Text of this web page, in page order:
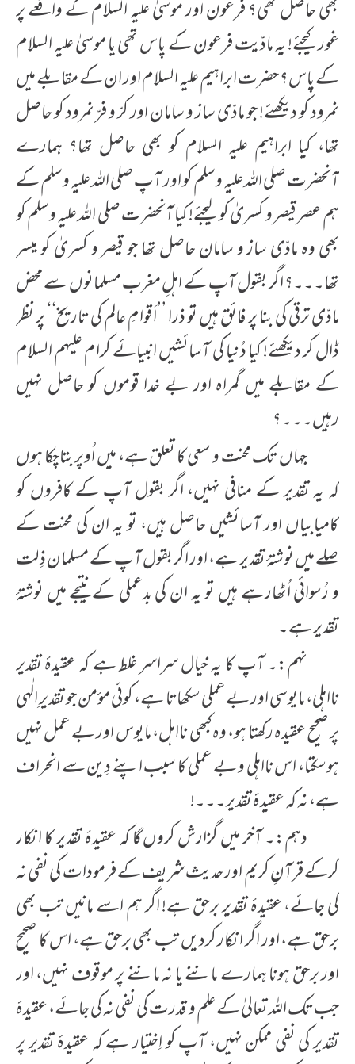
بھی حاصل تھی؟ فرعون اور موسیٰ علیہ السلام کے واقعے پر
غور کیجئے! یہ مادّیت فرعون کے پاس تھی یا موسیٰ علیہ السلام
کے پاس؟ حضرت ابراہیم علیہ السلام اور ان کے مقابلے میں
نمرود کو دیکھئے! جو مادّی ساز و سامان اور کرّ و فرّ نمرود کو حاصل
تھا، کیا ابراہیم علیہ السلام کو بھی حاصل تھا؟ ہمارے
آنحضرت صلی اللہ علیہ وسلم کو اور آپ صلی اللہ علیہ وسلم کے
ہم عصر قیصر و کسریٰ کو لیجئے! کیا آنحضرت صلی اللہ علیہ وسلم کو
بھی وہ مادّی ساز و سامان حاصل تھا جو قیصر و کسریٰ کو میسر
تھا۔۔۔؟ اگر بقول آپ کے اہلِ مغرب مسلمانوں سے محض
مادّی ترقی کی بنا پر فائق ہیں تو ذرا ’’اَقوامِ عالم کی تاریخ‘‘ پر نظر
ڈال کر دیکھئے! کیا دُنیا کی آسائشیں انبیائے کرام علیہم السلام
کے مقابلے میں گمراہ اور بے خدا قوموں کو حاصل نہیں
رہیں۔۔۔؟
جہاں تک محنت و سعی کا تعلق ہے، میں اُوپر بتاچکا ہوں
کہ یہ تقدیر کے منافی نہیں، اگر بقول آپ کے کافروں کو
کامیابیاں اور آسائشیں حاصل ہیں، تو یہ ان کی محنت کے
صلے میں نوشتۂ تقدیر ہے، اور اگر بقول آپ کے مسلمان ذِلت
و رُسوائی اُٹھارہے ہیں تو یہ ان کی بدعملی کے نتیجے میں نوشتۂ
تقدیر ہے۔
نہم:۔ آپ کا یہ خیال سراسر غلط ہے کہ عقیدۂ تقدیر
نااہلی، مایوسی اور بے عملی سکھاتا ہے، کوئی مؤمن جو تقدیرِ الٰہی
پر صحیح عقیدہ رکھتا ہو، وہ کبھی نااہل، مایوس اور بے عمل نہیں
ہوسکتا، اس نااہلی و بے عملی کا سبب اپنے دِین سے انحراف
ہے، نہ کہ عقیدۂ تقدیر۔۔۔!
دہم:۔ آخر میں گزارش کروں گا کہ عقیدۂ تقدیر کا انکار
کرکے قرآنِ کریم اور حدیث شریف کے فرمودات کی نفی نہ
کی جائے، عقیدۂ تقدیر برحق ہے! اگر ہم اسے مانیں تب بھی
برحق ہے، اور اگر انکار کردیں تب بھی برحق ہے، اس کا صحیح
اور برحق ہونا ہمارے ماننے یا نہ ماننے پر موقوف نہیں، اور
جب تک اللہ تعالیٰ کے علم و قدرت کی نفی نہ کی جائے، عقیدۂ
تقدیر کی نفی ممکن نہیں، آپ کو اِختیار ہے کہ عقیدۂ تقدیر پر